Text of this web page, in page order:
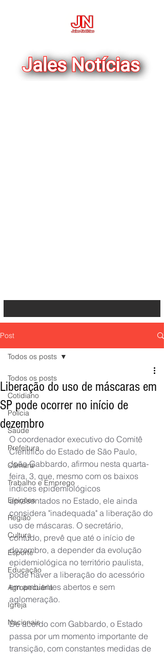
Post
Todos os posts
Cotidiano
Polícia
Saúde
Prefeitura
Câmara
Trabalho e Emprego
Eleições
Região
Cultura
Esporte
Educação
Agropecuária
Igreja
Nacionais
Todos os posts
Liberação do uso de máscaras em
SP pode ocorrer no início de
dezembro
O coordenador executivo do Comitê
Científico do Estado de São Paulo,
João Gabbardo, afirmou nesta quarta-
feira, 3, que, mesmo com os baixos
índices epidemiológicos
apresentados no Estado, ele ainda
considera "inadequada" a liberação do
uso de máscaras. O secretário,
contudo, prevê que até o início de
dezembro, a depender da evolução
epidemiológica no território paulista,
pode haver a liberação do acessório
em ambientes abertos e sem
aglomeração.
De acordo com Gabbardo, o Estado
passa por um momento importante de
transição, com constantes medidas de